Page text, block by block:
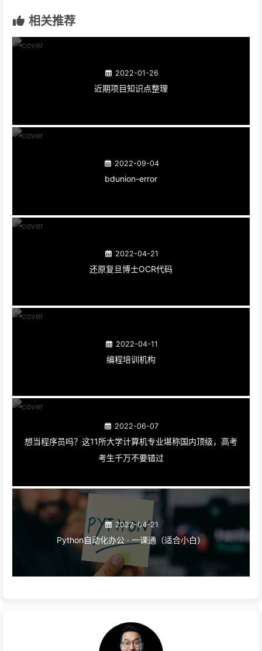
相关推荐
2022-01-26
近期项目知识点整理
2022-09-04
bdunion-error
2022-04-21
还原复旦博士OCR代码
2022-04-11
编程培训机构
2022-06-07
想当程序员吗？这11所大学计算机专业堪称国内顶级，高考
考生千万不要错过
2022-04-21
Python自动化办公 · 一课通（适合小白）